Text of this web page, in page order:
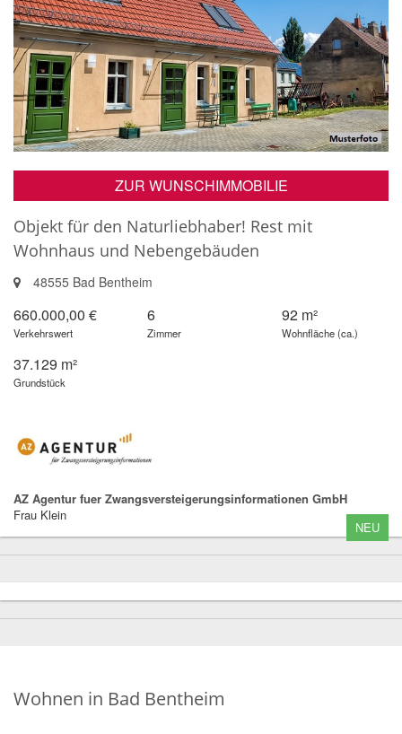
ZUR WUNSCHIMMOBILIE
Objekt für den Naturliebhaber! Rest mit
Wohnhaus und Nebengebäuden
48555 Bad Bentheim
660.000,00 €
Verkehrswert
6
Zimmer
92 m²
Wohnfläche (ca.)
37.129 m²
Grundstück
AZ Agentur fuer Zwangsversteigerungsinformationen GmbH
Frau Klein
NEU
Wohnen in Bad Bentheim